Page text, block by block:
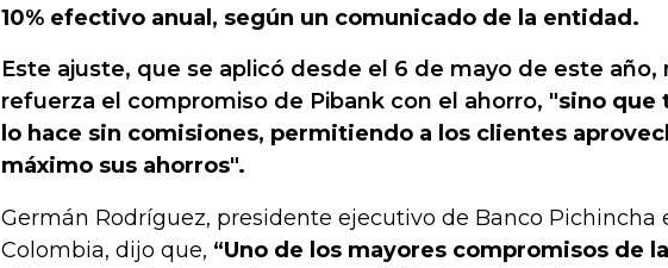
10% efectivo anual, según un comunicado de la entidad.
Este ajuste, que se aplicó desde el 6 de mayo de este año,
refuerza el compromiso de Pibank con el ahorro, "sino que
lo hace sin comisiones, permitiendo a los clientes
máximo sus ahorros".
Germán Rodríguez, presidente ejecutivo de Banco Pichincha
Colombia, dijo que, “Uno de los mayores compromisos de